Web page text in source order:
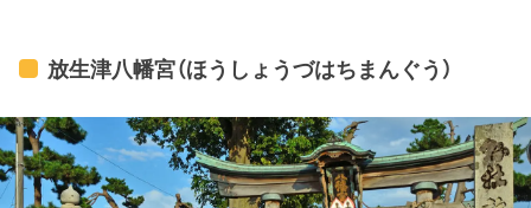
放生津八幡宮（ほうしょうづはちまんぐう）